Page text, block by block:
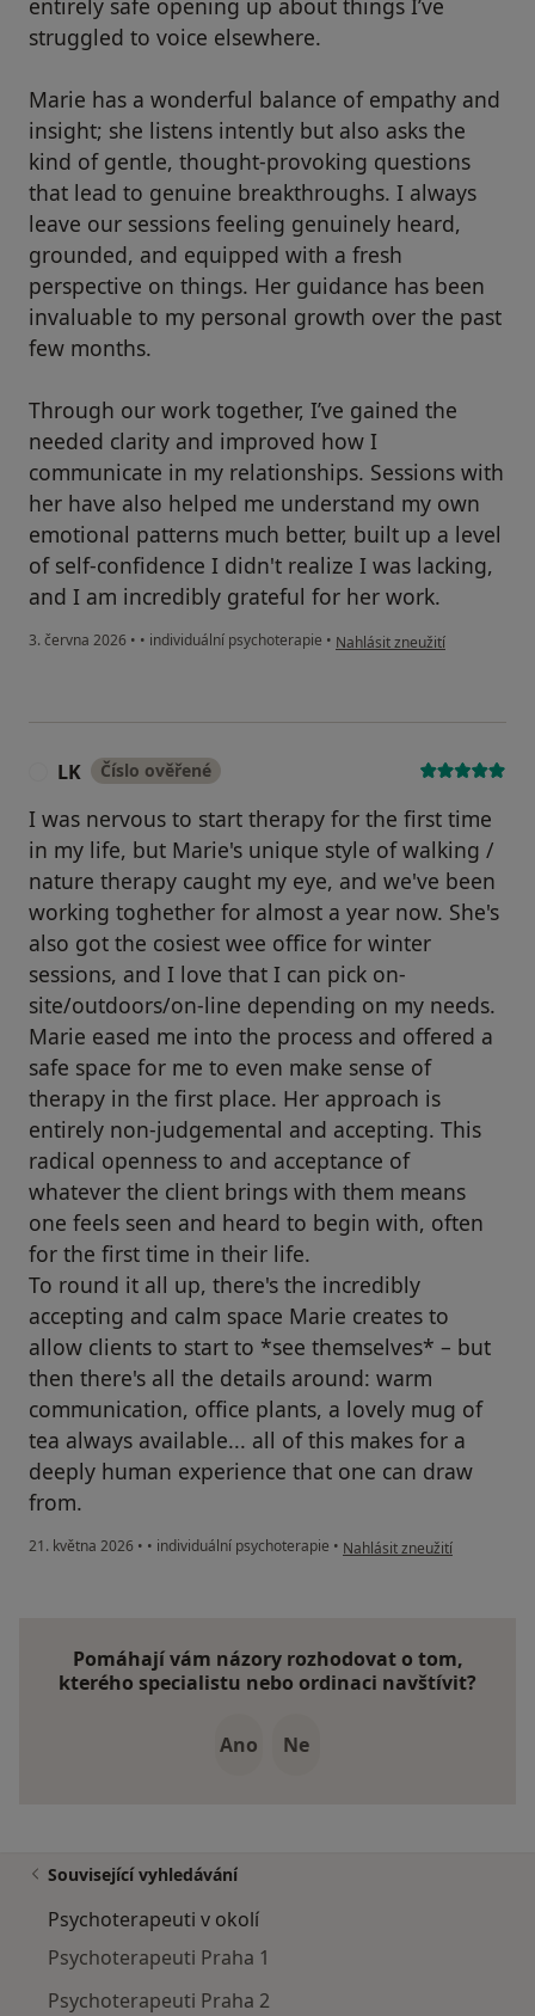
entirely safe opening up about things I’ve
struggled to voice elsewhere.
Marie has a wonderful balance of empathy and
insight; she listens intently but also asks the
kind of gentle, thought-provoking questions
that lead to genuine breakthroughs. I always
leave our sessions feeling genuinely heard,
grounded, and equipped with a fresh
perspective on things. Her guidance has been
invaluable to my personal growth over the past
few months.
Through our work together, I’ve gained the
needed clarity and improved how I
communicate in my relationships. Sessions with
her have also helped me understand my own
emotional patterns much better, built up a level
of self-confidence I didn't realize I was lacking,
and I am incredibly grateful for her work.
3. června 2026 • • individuální psychoterapie • podle názoru uživatele SR
Nahlásit zneužití
LK Číslo ověřené
I was nervous to start therapy for the first time
in my life, but Marie's unique style of walking /
nature therapy caught my eye, and we've been
working toghether for almost a year now. She's
also got the cosiest wee office for winter
sessions, and I love that I can pick on-
site/outdoors/on-line depending on my needs.
Marie eased me into the process and offered a
safe space for me to even make sense of
therapy in the first place. Her approach is
entirely non-judgemental and accepting. This
radical openness to and acceptance of
whatever the client brings with them means
one feels seen and heard to begin with, often
for the first time in their life.
To round it all up, there's the incredibly
accepting and calm space Marie creates to
allow clients to start to *see themselves* – but
then there's all the details around: warm
communication, office plants, a lovely mug of
tea always available... all of this makes for a
deeply human experience that one can draw
from.
21. května 2026 • • individuální psychoterapie • podle názoru uživatele LK
Nahlásit zneužití
Pomáhají vám názory rozhodovat o tom,
kterého specialistu nebo ordinaci navštívit?
Ano Ne
Související vyhledávání
Psychoterapeuti v okolí
Psychoterapeuti Praha 1
Psychoterapeuti Praha 2